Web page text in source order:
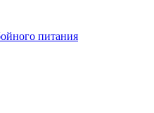
питания